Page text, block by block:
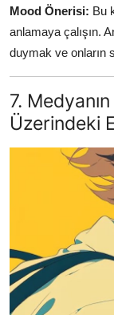
Mood Önerisi: Bu
anlamaya çalışın.
duymak ve onların
7.
Üzerindeki